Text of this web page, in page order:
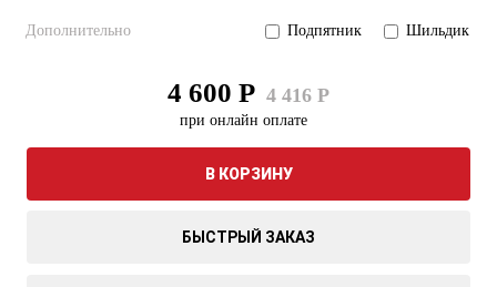
Дополнительно Подпятник Шильдик
4 600 Р 4 416 Р
при онлайн оплате
В КОРЗИНУ
БЫСТРЫЙ ЗАКАЗ